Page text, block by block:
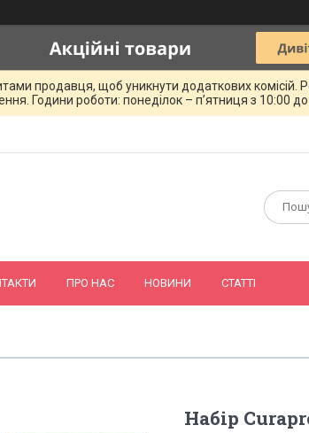
продавця, щоб уникнути додаткових
Години роботи: понеділок – п’ятниця з 10:00 до
ПРО НАС НОВИНИ СТАТТІ
Набір